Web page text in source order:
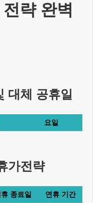
략 완벽
대체 공휴일
요일
가전략
종료일
연휴 기간